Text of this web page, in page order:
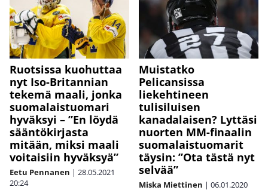
Ruotsissa kuohuttaa
nyt Iso-Britannian
tekemä maali, jonka
suomalaistuomari
hyväksyi – ”En löydä
sääntökirjasta
mitään, miksi maali
voitaisiin hyväksyä”
Eetu Pennanen | 28.05.2021
20:24
Muistatko
Pelicansissa
liekehtineen
tulisiluisen
kanadalaisen? Lyttäsi
nuorten MM-finaalin
suomalaistuomarit
täysin: ”Ota tästä nyt
selvää”
Miska Miettinen | 06.01.2020